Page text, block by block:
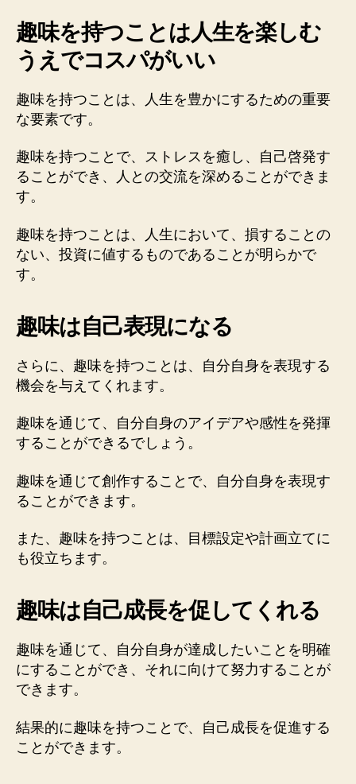
趣味を持つことは人生を楽しむ
うえでコスパがいい
趣味を持つことは、人生を豊かにするための重要
な要素です。
趣味を持つことで、ストレスを癒し、自己啓発す
ることができ、人との交流を深めることができま
す。
趣味を持つことは、人生において、損することの
ない、投資に値するものであることが明らかで
す。
趣味は自己表現になる
さらに、趣味を持つことは、自分自身を表現する
機会を与えてくれます。
趣味を通じて、自分自身のアイデアや感性を発揮
することができるでしょう。
趣味を通じて創作することで、自分自身を表現す
ることができます。
また、趣味を持つことは、目標設定や計画立てに
も役立ちます。
趣味は自己成長を促してくれる
趣味を通じて、自分自身が達成したいことを明確
にすることができ、それに向けて努力することが
できます。
結果的に趣味を持つことで、自己成長を促進する
ことができます。